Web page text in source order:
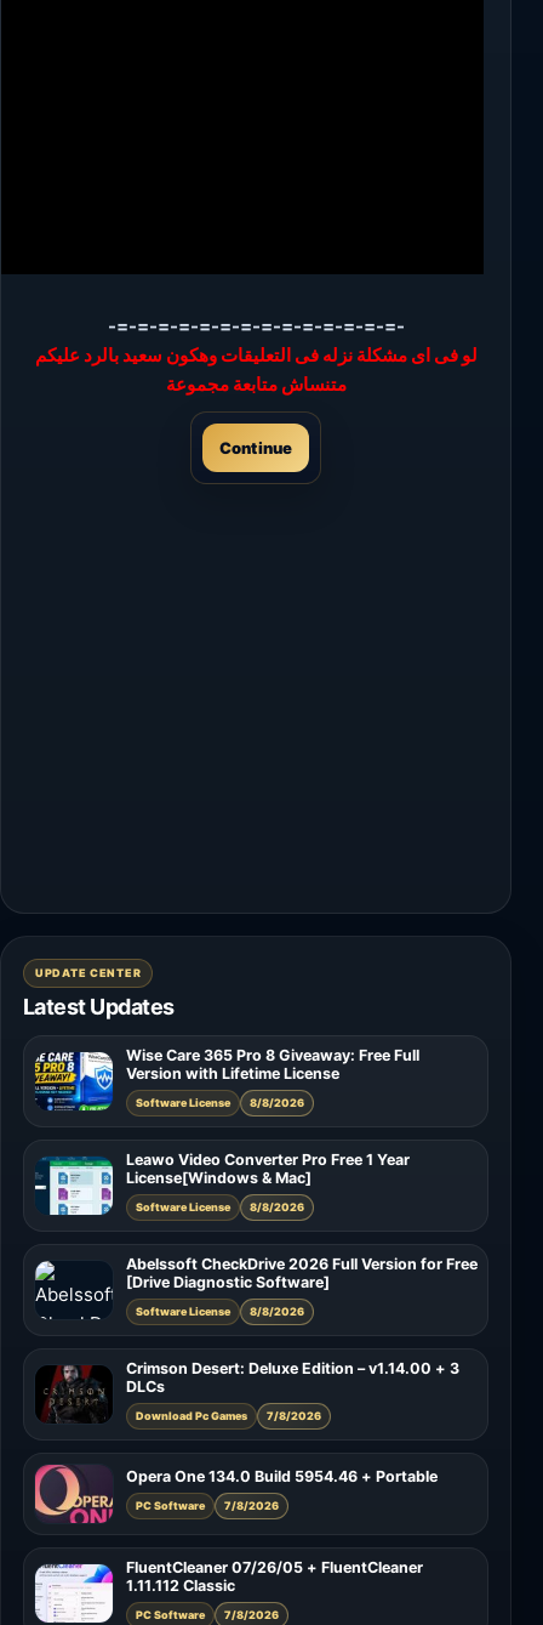
-=-=-=-=-=-=-=-=-=-=-=-=-=-=-
لو فى اى مشكلة نزله فى التعليقات وهكون سعيد بالرد عليكم
متنساش متابعة مجموعة
Continue
UPDATE CENTER
Latest Updates
Wise Care 365 Pro 8 Giveaway: Free Full
Version with Lifetime License
Software License 8/8/2026
Leawo Video Converter Pro Free 1 Year
License[Windows & Mac]
Software License 8/8/2026
Abelssoft CheckDrive 2026 Full Version for Free
[Drive Diagnostic Software]
Software License 8/8/2026
Crimson Desert: Deluxe Edition – v1.14.00 + 3
DLCs
Download Pc Games 7/8/2026
Opera One 134.0 Build 5954.46 + Portable
PC Software 7/8/2026
FluentCleaner 07/26/05 + FluentCleaner
1.11.112 Classic
PC Software 7/8/2026